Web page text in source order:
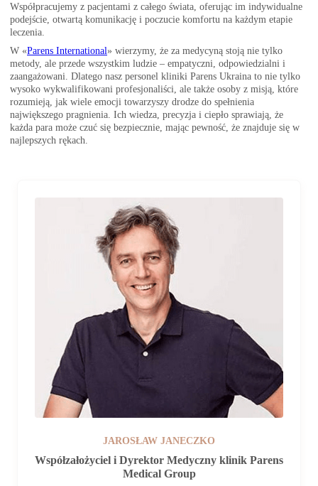
Współpracujemy z pacjentami z całego świata, oferując im indywidualne
podejście, otwartą komunikację i poczucie komfortu na każdym etapie
leczenia.
W «Parens International» wierzymy, że za medycyną stoją nie tylko
metody, ale przede wszystkim ludzie – empatyczni, odpowiedzialni i
zaangażowani. Dlatego nasz personel kliniki Parens Ukraina to nie tylko
wysoko wykwalifikowani profesjonaliści, ale także osoby z misją, które
rozumieją, jak wiele emocji towarzyszy drodze do spełnienia
największego pragnienia. Ich wiedza, precyzja i ciepło sprawiają, że
każda para może czuć się bezpiecznie, mając pewność, że znajduje się w
najlepszych rękach.
JAROSŁAW JANECZKO
Współzałożyciel i Dyrektor Medyczny klinik Parens
Medical Group